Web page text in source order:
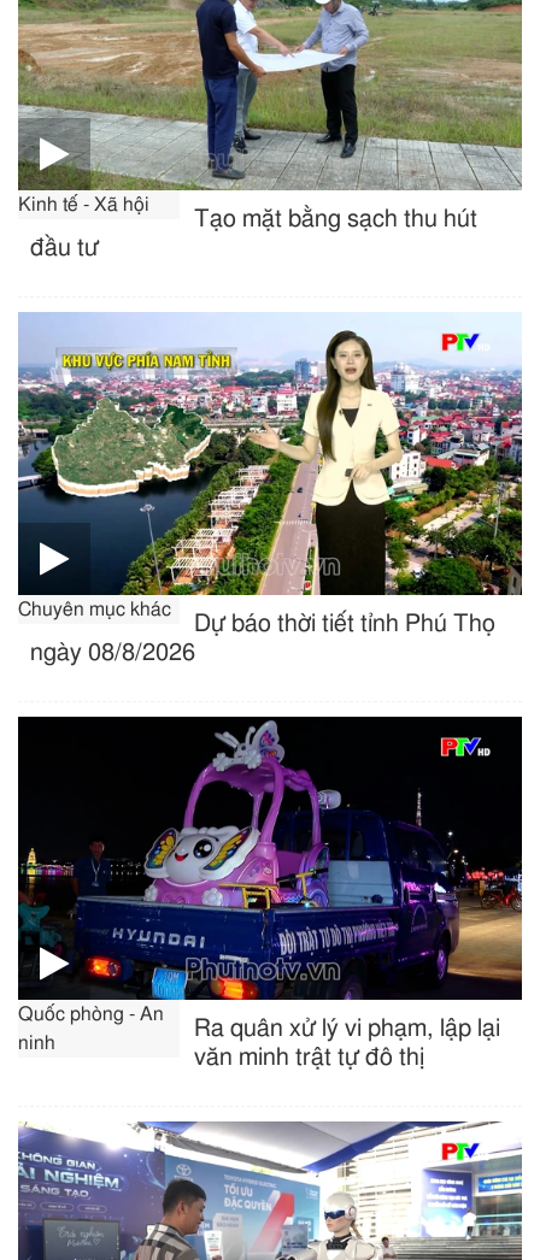
Kinh tế - Xã hội
Tạo mặt bằng sạch thu hút
đầu tư
Chuyên mục khác
Dự báo thời tiết tỉnh Phú Thọ
ngày 08/8/2026
Quốc phòng - An
ninh
Ra quân xử lý vi phạm, lập lại
văn minh trật tự đô thị